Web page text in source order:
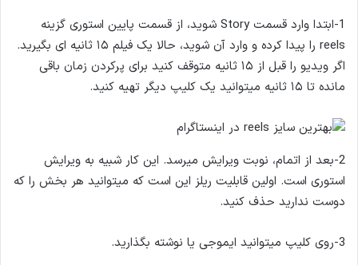
1-ابتدا وارد قسمت Story شوید، از قسمت پایین استوری گزینه
reels را پیدا کرده و وارد آن شوید، حالا یک فیلم ۱۵ ثانیه ای بگیرید.
اگر ویدیو را قبل از ۱۵ ثانیه متوقف کنید برای پرکردن زمان باقی
مانده تا ۱۵ ثانیه میتوانید یک کلیپ دیگر تهیه کنید.
2-بعد از اتمام، نوبت ویرایش میرسد. این کار شبیه به ویرایش
استوری است. اولین قابلیت ریلز این است که میتوانید هر بخش را که
دوست ندارید حذف کنید.
3-روی کلیپ میتوانید ایموجی یا نوشته بگذارید.